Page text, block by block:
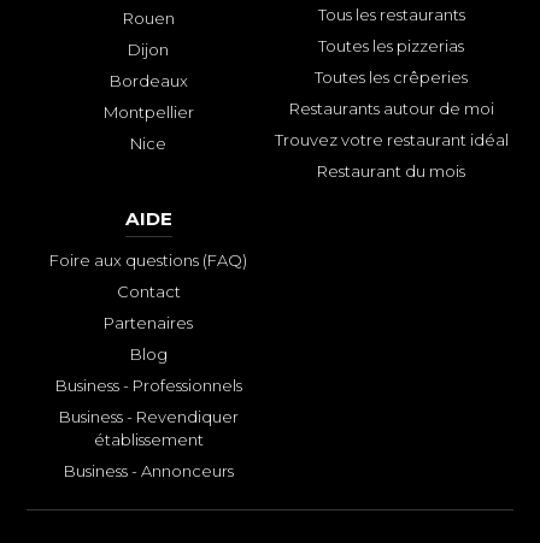
Rouen
Dijon
Bordeaux
Montpellier
Nice
Tous les restaurants
Toutes les pizzerias
Toutes les crêperies
Restaurants autour de moi
Trouvez votre restaurant idéal
Restaurant du mois
AIDE
Foire aux questions (FAQ)
Contact
Partenaires
Blog
Business - Professionnels
Business - Revendiquer
établissement
Business - Annonceurs